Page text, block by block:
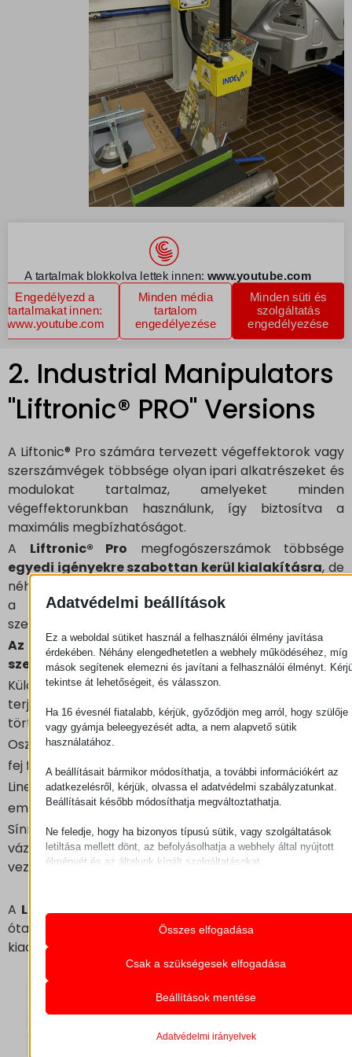
2. Industrial Manipulators
"Liftronic® PRO" Versions
A Liftonic® Pro számára tervezett végeffektorok vagy
szerszámvégek többsége olyan ipari alkatrészeket és
modulokat tartalmaz, amelyeket minden
végeffektorunkban használunk, így biztosítva a
maximális megbízhatóságot.
A Liftronic® Pro megfogószerszámok többsége
egyedi igényekre szabottan kerül kialakításra, de
néhány alkalmazás nagyon gyakori, és lehetővé teszi
a típusmegoldások használatát is, a kar végi
szerszámok esetében.
Az alábbiakban a Liftronic® Pro tipikus megfogó
szerszámai:
Különböző modellek állnak rendelkezésre 320 kg-ig
terjedő teherbíráshoz és különféle tartószerkezeten
történő alkalmazáshoz:
Oszlopra szerelt oszlop csuklókarral”,
fej fölé szerelt, csuklós karral”.
Lineáris változat”,
emelőtargoncára szerelt”,
Sínre/hídra szerelt daru”.a merev paralellograma
vázszerkezetet a Liftronic® széria intelligens
vezérlésével
A Liftronic® Easysorozatot a 2000-es megszületése
óta többször frissítették a jelenlegi Liftronic® Easy-6
kiadásig.
Adatvédelmi beállítások
Ez a weboldal sütiket használ a felhasználói élmény javítása
érdekében. Néhány elengedhetetlen a webhely működéséhez, míg
mások segítenek elemezni és javítani a felhasználói élményt.
tekintse át lehetőségeit, és válasszon.
Ha 16 évesnél fiatalabb, kérjük, győződjön meg arról, hogy szülője
vagy gyámja beleegyezését adta, a nem alapvető sütik
használatához.
A beállításait bármikor módosíthatja, a további információkért az
adatkezelésről, kérjük, olvassa el adatvédelmi szabályzatunkat.
Beállításait később módosíthatja megváltoztathatja.
Ne feledje, hogy ha bizonyos típusú sütik, vagy szolgáltatások
letiltása mellett dönt, az befolyásolhatja a webhely által nyújtott
élményét és az általunk kínált szolgáltatásokat.
Részletek megjelenítése
wordpress_test_cookie
A statisztikai sütik és szolgáltatások felhasználási információkat
nyerjünk abba, hogyan lépnek kapcsolatba látogatóink a
weboldalunkkal.
Részletek megjelenítése
Összes elfogadása
Csak a szükségesek elfogadása
Beállítások mentése
Adatvédelmi irányelvek